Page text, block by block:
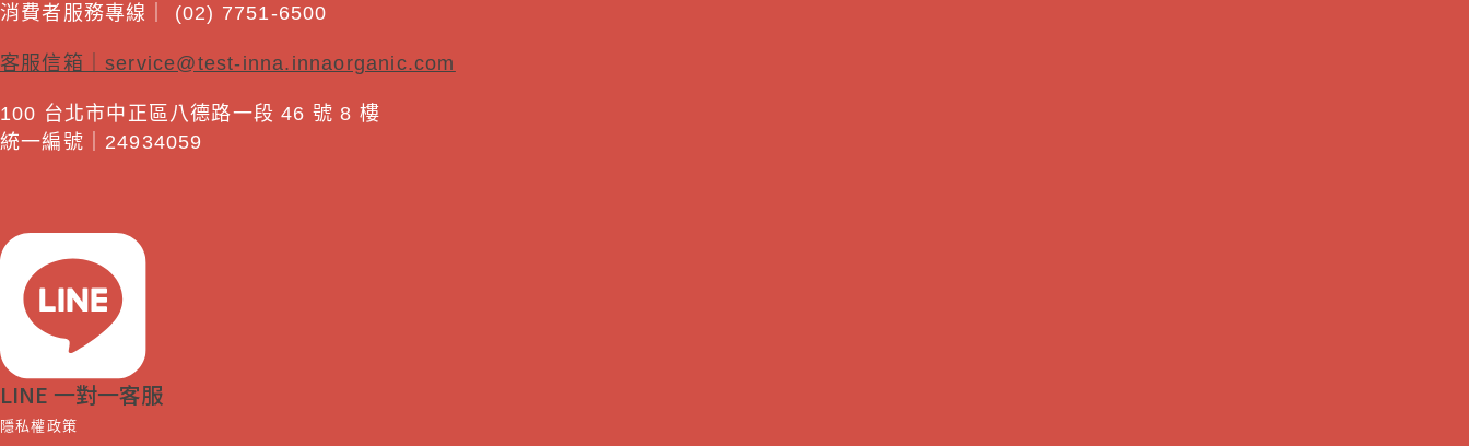
消費者服務專線｜ (02) 7751-6500
客服信箱｜ service@test-inna.innaorganic.com
100 台北市中正區八德路一段 46 號 8 樓
統一編號｜24934059
LINE 一對一客服
隱私權政策